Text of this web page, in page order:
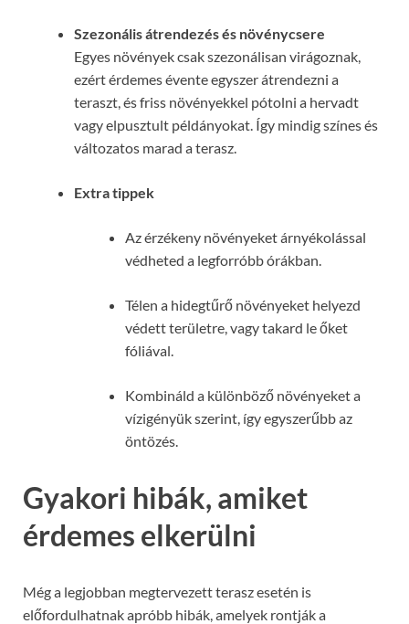
Szezonális átrendezés és növénycsere
Egyes növények csak szezonálisan virágoznak,
ezért érdemes évente egyszer átrendezni a
teraszt, és friss növényekkel pótolni a hervadt
vagy elpusztult példányokat. Így mindig színes és
változatos marad a terasz.
Extra tippek
Az érzékeny növényeket árnyékolással
védheted a legforróbb órákban.
Télen a hidegtűrő növényeket helyezd
védett területre, vagy takard le őket
fóliával.
Kombináld a különböző növényeket a
vízigényük szerint, így egyszerűbb az
öntözés.
Gyakori hibák, amiket
érdemes elkerülni
Még a legjobban megtervezett terasz esetén is
előfordulhatnak apróbb hibák, amelyek rontják a